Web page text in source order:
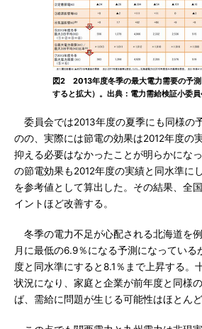
図2 2013年度冬季の最大電力需要の予測
すると拡大）。出典：電力需給検証小委
委員会では2013年度の夏季にも同様の
のの、実際には節電の効果は2012年度の
抑える必要はなかったことが明らかにな
の節電効果も2012年度の実績と同水準に
を参考値として算出した。その結果、全
イントほど改善する。
冬季の電力不足が心配される北海道を
月に最低の6.9％になる予測になっている
度と同水準にすると8.1％まで上昇する。
状況になり、家庭と企業が前年度と同様
ば、需給に問題が生じる可能性はほとん